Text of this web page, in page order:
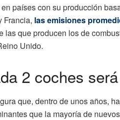
países con su producción
Francia, las emisiones
las que producen los de
Unido.
2 coches
que, dentro de unos años,
que la mayoría de